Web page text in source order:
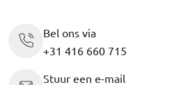
Bel ons via
+31 416 660 715
Stuur een e-mail